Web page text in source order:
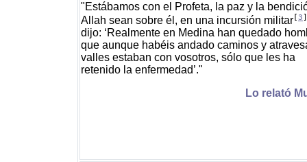
"Estábamos con el Profeta, la paz y la
Allah sean sobre él, en una incursión militar [3]
dijo: ‘Realmente en Medina han quedado
que aunque habéis andado caminos y
valles estaban con vosotros, sólo que les ha
retenido la enfermedad’."
Lo relató